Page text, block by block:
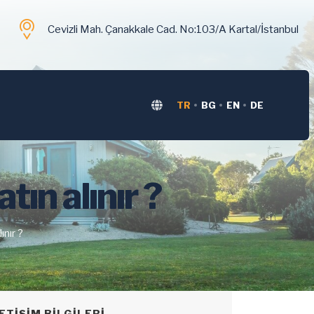
Cevizli Mah. Çanakkale Cad. No:103/A Kartal/İstanbul
TR BG EN DE
alınır ?
?